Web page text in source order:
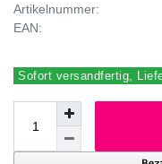
Artikelnummer:
EAN:
Sofort versandfertig,